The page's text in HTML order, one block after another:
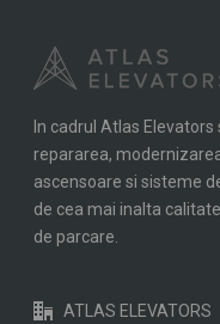
In cadrul Atlas
repararea,
ascensoare si sisteme
de cea mai inalta
de parcare.
ATLAS ELEVATORS